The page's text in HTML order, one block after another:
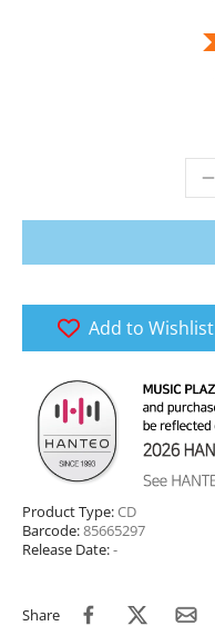
Add to Wishlist
Product Type:CD
Barcode:85665297
Release Date:-
Share